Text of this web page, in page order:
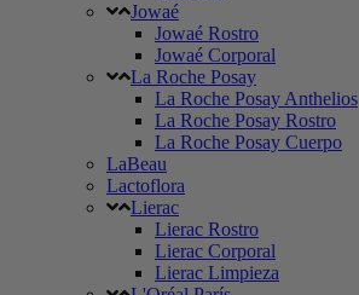
Jowaé
Jowaé Rostro
Jowaé Corporal
La Roche Posay
La Roche Posay Anthelios
La Roche Posay Rostro
La Roche Posay Cuerpo
LaBeau
Lactoflora
Lierac
Lierac Rostro
Lierac Corporal
Lierac Limpieza